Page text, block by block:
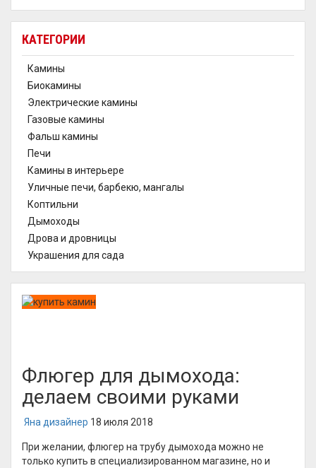
КАТЕГОРИИ
Камины
Биокамины
Электрические камины
Газовые камины
Фальш камины
Печи
Камины в интерьере
Уличные печи, барбекю, мангалы
Коптильни
Дымоходы
Дрова и дровницы
Украшения для сада
Флюгер для дымохода:
делаем своими руками
Яна дизайнер 18 июля 2018
При желании, флюгер на трубу дымохода можно не
только купить в специализированном магазине, но и